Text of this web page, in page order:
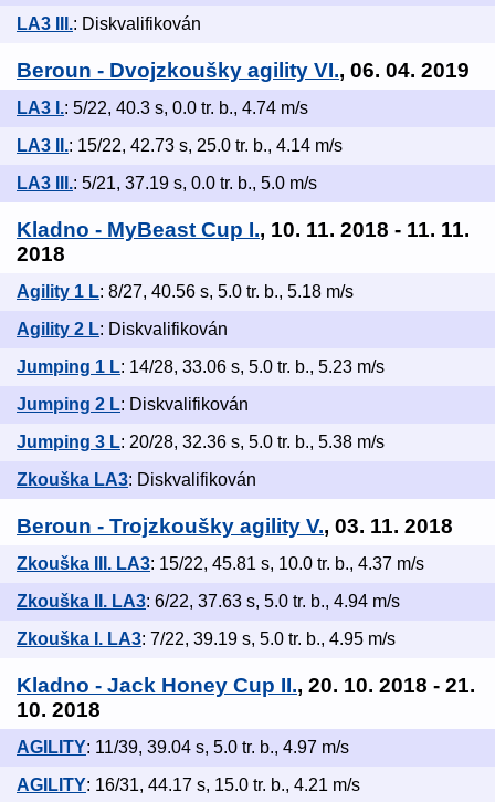
LA3 III.: Diskvalifikován
Beroun - Dvojzkoušky agility VI., 06. 04. 2019
LA3 I.: 5/22, 40.3 s, 0.0 tr. b., 4.74 m/s
LA3 II.: 15/22, 42.73 s, 25.0 tr. b., 4.14 m/s
LA3 III.: 5/21, 37.19 s, 0.0 tr. b., 5.0 m/s
Kladno - MyBeast Cup I., 10. 11. 2018 - 11. 11.
2018
Agility 1 L: 8/27, 40.56 s, 5.0 tr. b., 5.18 m/s
Agility 2 L: Diskvalifikován
Jumping 1 L: 14/28, 33.06 s, 5.0 tr. b., 5.23 m/s
Jumping 2 L: Diskvalifikován
Jumping 3 L: 20/28, 32.36 s, 5.0 tr. b., 5.38 m/s
Zkouška LA3: Diskvalifikován
Beroun - Trojzkoušky agility V., 03. 11. 2018
Zkouška III. LA3: 15/22, 45.81 s, 10.0 tr. b., 4.37 m/s
Zkouška II. LA3: 6/22, 37.63 s, 5.0 tr. b., 4.94 m/s
Zkouška I. LA3: 7/22, 39.19 s, 5.0 tr. b., 4.95 m/s
Kladno - Jack Honey Cup II., 20. 10. 2018 - 21.
10. 2018
AGILITY: 11/39, 39.04 s, 5.0 tr. b., 4.97 m/s
AGILITY: 16/31, 44.17 s, 15.0 tr. b., 4.21 m/s